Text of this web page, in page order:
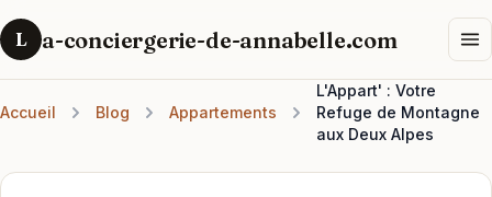
L a-conciergerie-de-annabelle.com
Accueil Blog Appartements
L'Appart' : Votre
Refuge de Montagne
aux Deux Alpes